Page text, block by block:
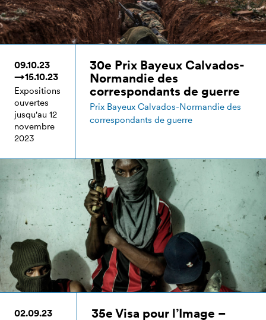
09.10.23
→15.10.23
Expositions
ouvertes
jusqu'au 12
novembre
2023
30e Prix Bayeux Calvados-
Normandie des
correspondants de guerre
Prix Bayeux Calvados-Normandie des
correspondants de guerre
02.09.23
35e Visa pour l’Image –